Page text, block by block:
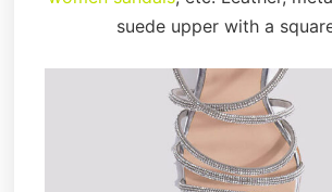
suede upper with a